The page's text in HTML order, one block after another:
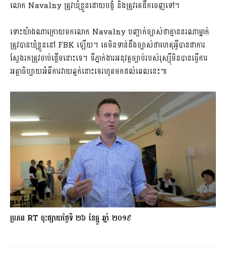
លោក Navalny ត្រូវឃុំខ្លួនដោយបង្ខំ និងត្រូវគេដឹកចេញទៅ។
ទោះយ៉ាងណាក្រោយមកលោក Navalny បញ្ជាក់ច្បាស់ថាគ្មាននរណាម្នាក់
ត្រូវបានឃុំខ្លួននៅ FBK ឡើយ។ គេមិនទាន់ដឹងច្បាស់ថាហេតុអ្វីបានជាការ
ស្វែងរកត្រូវចាប់ផ្តើមនោះទេ។ ទីភ្នាក់ងារអនុវត្តច្បាប់របស់រុស្ស៊ីមិនបានធ្វើការ
អត្ថាធិប្បាយអំពីការវាយឆ្មក់នោះទេរហូតមកដល់ពេលនេះ៕
ប្រភព RT ចុះផ្សាយថ្ងៃទី ២៦ ខែធ្នូ ឆ្នាំ ២០១៩